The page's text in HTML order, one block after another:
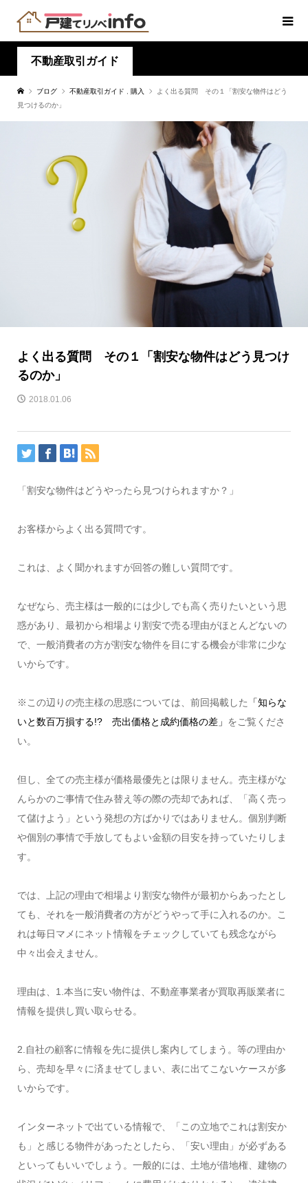
不動産取引ガイド
ブログ 不動産取引ガイド 購入
よく出る質問 その１「割安な物件はどう
見つけるのか」
よく出る質問 その１「割安な物件はどう見つけ
るのか」
2018.01.06
「割安な物件はどうやったら見つけられますか？」
お客様からよく出る質問です。
これは、よく聞かれますが回答の難しい質問です。
なぜなら、売主様は一般的には少しでも高く売りたいという思
惑があり、最初から相場より割安で売る理由がほとんどないの
で、一般消費者の方が割安な物件を目にする機会が非常に少な
いからです。
※この辺りの売主様の思惑については、前回掲載した
「知らな
いと数百万損する!? 売出価格と成約価格の差」 をご覧くださ
い。
但し、全ての売主様が価格最優先とは限りません。売主様がな
んらかのご事情で住み替え等の際の売却であれば、「高く売っ
て儲けよう」という発想の方ばかりではありません。個別判断
や個別の事情で手放してもよい金額の目安を持っていたりしま
す。
では、上記の理由で相場より割安な物件が最初からあったとし
ても、それを一般消費者の方がどうやって手に入れるのか。こ
れは毎日マメにネット情報をチェックしていても残念ながら
中々出会えません。
理由は、1.本当に安い物件は、不動産事業者が買取再販業者に
情報を提供し買い取らせる。
2.自社の顧客に情報を先に提供し案内してしまう。等の理由か
ら、売却を早々に済ませてしまい、表に出てこないケースが多
いからです。
インターネットで出ている情報で、「この立地でこれは割安か
も」と感じる物件があったとしたら、「安い理由」が必ずある
といってもいいでしょう。一般的には、土地が借地権、建物の